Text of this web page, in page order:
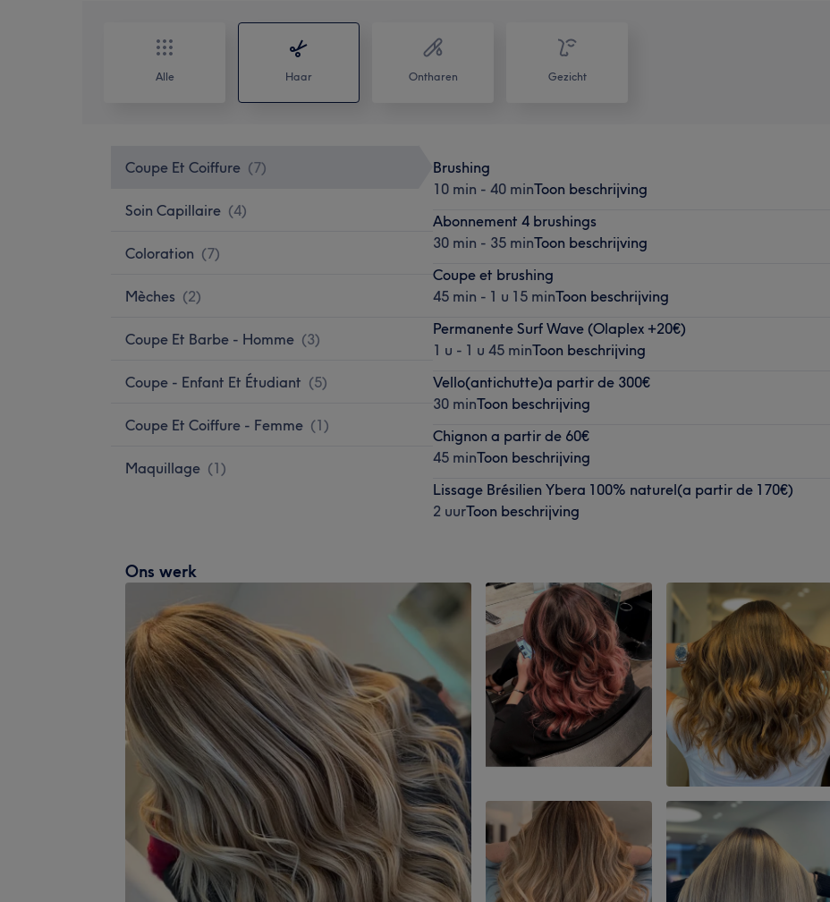
Alle Haar Ontharen Gezicht
Coupe Et Coiffure (7)
Soin Capillaire (4)
Coloration (7)
Mèches (2)
Coupe Et Barbe - Homme (3)
Coupe - Enfant Et Étudiant (5)
Coupe Et Coiffure - Femme (1)
Maquillage (1)
Brushing
10 min - 40 minToon beschrijving
Abonnement 4 brushings
30 min - 35 minToon beschrijving
Coupe et brushing
45 min - 1 u 15 minToon beschrijving
Permanente Surf Wave (Olaplex +20€)
1 u - 1 u 45 minToon beschrijving
Vello(antichutte)a partir de 300€
30 minToon beschrijving
Chignon a partir de 60€
45 minToon beschrijving
Lissage Brésilien Ybera 100% naturel(a partir de 170€)
2 uurToon beschrijving
Ons werk